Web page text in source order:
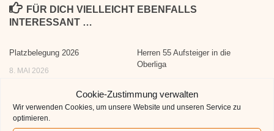
Cookie-Zustimmung verwalten
Wir verwenden Cookies, um unsere Website und unseren Service zu
optimieren.
FÜR DICH VIELLEICHT EBENFALLS
INTERESSANT …
Platzbelegung 2026
8. MAI 2026
Herren 55 Aufsteiger in die
Oberliga